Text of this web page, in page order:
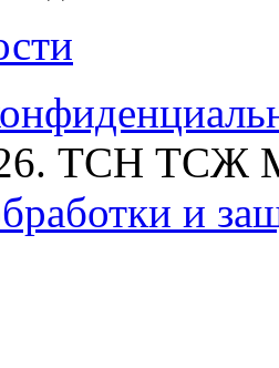
ТСН ТСЖ
и